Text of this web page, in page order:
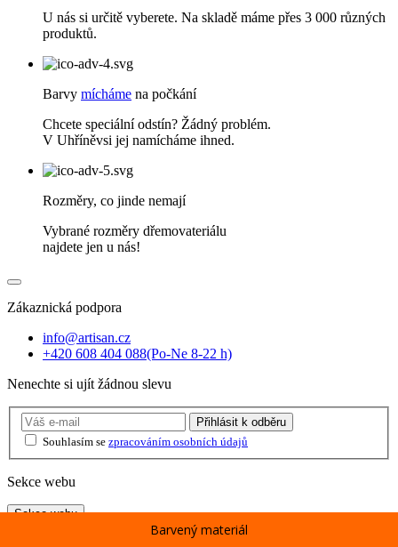
U nás si určitě vyberete. Na skladě máme přes 3 000 různých
produktů.
Barvy mícháme na počkání
Chcete speciální odstín? Žádný problém.
V Uhříněvsi jej namícháme ihned.
Rozměry, co jinde nemají
Vybrané rozměry dřemovateriálu
najdete jen u nás!
Zákaznická podpora
info@artisan.cz
+420 608 404 088(Po-Ne 8-22 h)
Nenechte si ujít žádnou slevu
Přihlásit k odběru
Souhlasím se zpracováním osobních údajů
Sekce webu
Sekce webu
Barvený materiál